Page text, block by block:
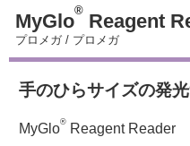
MyGlo® Reagent
プロメガ/ プロメガ
手のひらサイズの発
MyGlo® Reagent Reader